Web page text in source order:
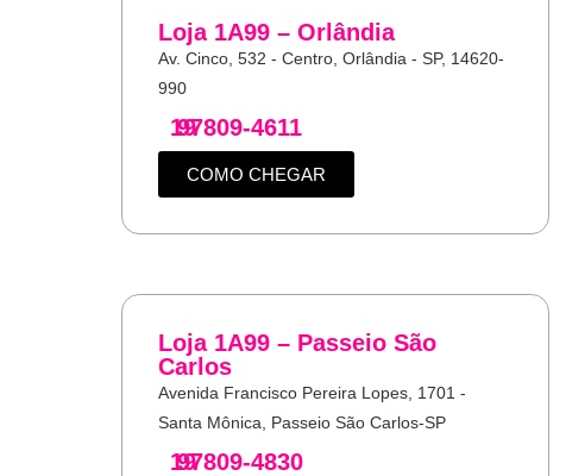
Loja 1A99 – Orlândia
Av. Cinco, 532 - Centro, Orlândia - SP, 14620-
990
19
97809-4611
COMO CHEGAR
Loja 1A99 – Passeio São
Carlos
Avenida Francisco Pereira Lopes, 1701 -
Santa Mônica, Passeio São Carlos-SP
19
97809-4830